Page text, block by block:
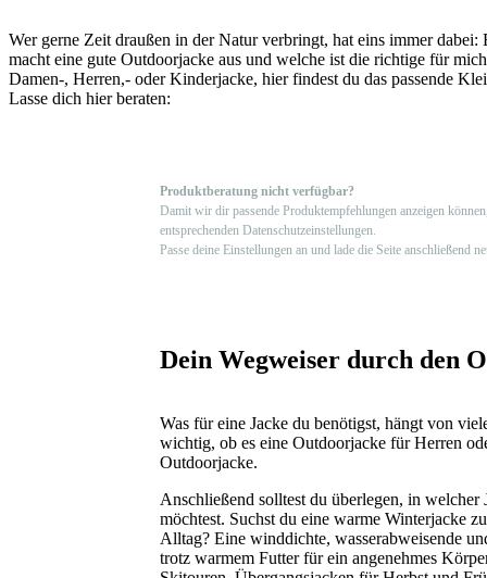
Wer gerne Zeit draußen in der Natur verbringt, hat eins immer
macht eine gute Outdoorjacke aus und welche ist die richtige für
Damen-, Herren,- oder Kinderjacke, hier findest du das passende
Lasse dich hier beraten:
Produktberatung nicht verfügbar?
Damit wir dir passende Produktempfehlungen anzeigen
entsprechenden Datenschutzeinstellungen.
Passe deine Einstellungen an und lade die Seite anschließend
Dein Wegweiser durch den
Was für eine Jacke du benötigst, hängt von
wichtig, ob es eine Outdoorjacke für Herren
Outdoorjacke.
Anschließend solltest du überlegen, in welcher
möchtest. Suchst du eine warme Winterjacke
Alltag? Eine winddichte, wasserabweisende
trotz warmem Futter für ein angenehmes